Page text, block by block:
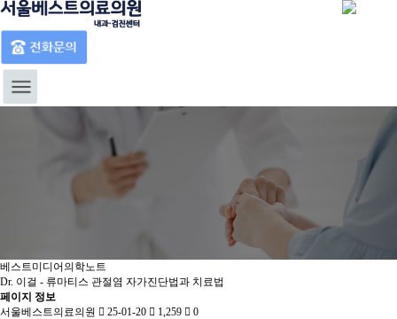
베스트미디어의학노트
Dr. 이걸 - 류마티스 관절염 자가진단법과 치료법
페이지 정보
서울베스트의료의원
25-01-20 1,259
0